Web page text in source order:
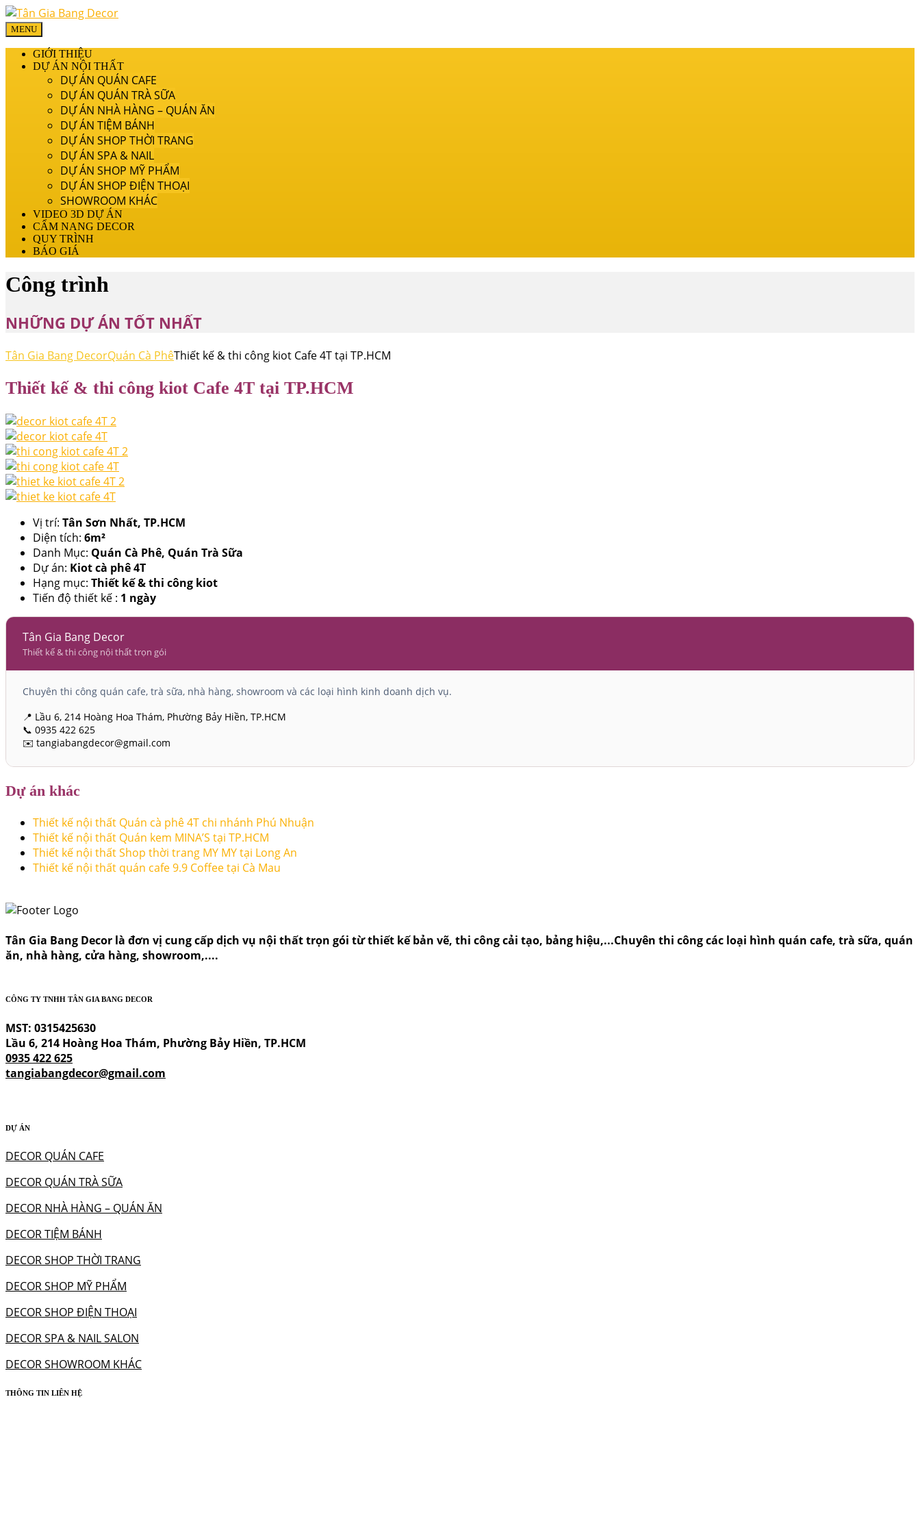
MENU
GIỚI THIỆU
DỰ ÁN NỘI THẤT
DỰ ÁN QUÁN CAFE
DỰ ÁN QUÁN TRÀ SỮA
DỰ ÁN NHÀ HÀNG – QUÁN ĂN
DỰ ÁN TIỆM BÁNH
DỰ ÁN SHOP THỜI TRANG
DỰ ÁN SPA & NAIL
DỰ ÁN SHOP MỸ PHẨM
DỰ ÁN SHOP ĐIỆN THOẠI
SHOWROOM KHÁC
VIDEO 3D DỰ ÁN
CẨM NANG DECOR
QUY TRÌNH
BÁO GIÁ
Công trình
NHỮNG DỰ ÁN TỐT NHẤT
Tân Gia Bang DecorQuán Cà PhêThiết kế & thi công kiot Cafe 4T tại TP.HCM
Thiết kế & thi công kiot Cafe 4T tại TP.HCM
Vị trí: Tân Sơn Nhất, TP.HCM
Diện tích: 6m²
Danh Mục: Quán Cà Phê, Quán Trà Sữa
Dự án: Kiot cà phê 4T
Hạng mục: Thiết kế & thi công kiot
Tiến độ thiết kế : 1 ngày
Tân Gia Bang Decor
Thiết kế & thi công nội thất trọn gói
Chuyên thi công quán cafe, trà sữa, nhà hàng, showroom và các loại hình kinh doanh dịch vụ.
📍 Lầu 6, 214 Hoàng Hoa Thám, Phường Bảy Hiền, TP.HCM
📞 0935 422 625
✉️ tangiabangdecor@gmail.com
Dự án khác
Thiết kế nội thất Quán cà phê 4T chi nhánh Phú Nhuận
Thiết kế nội thất Quán kem MINA’S tại TP.HCM
Thiết kế nội thất Shop thời trang MY MY tại Long An
Thiết kế nội thất quán cafe 9.9 Coffee tại Cà Mau
Tân Gia Bang Decor là đơn vị cung cấp dịch vụ nội thất trọn gói từ thiết kế bản vẽ, thi công cải tạo, bảng hiệu,...Chuyên thi công các loại hình quán cafe, trà sữa, quán
ăn, nhà hàng, cửa hàng, showroom,....
CÔNG TY TNHH TÂN GIA BANG DECOR
MST: 0315425630
Lầu 6, 214 Hoàng Hoa Thám, Phường Bảy Hiền, TP.HCM
0935 422 625
tangiabangdecor@gmail.com
DỰ ÁN
DECOR QUÁN CAFE
DECOR QUÁN TRÀ SỮA
DECOR NHÀ HÀNG – QUÁN ĂN
DECOR TIỆM BÁNH
DECOR SHOP THỜI TRANG
DECOR SHOP MỸ PHẨM
DECOR SHOP ĐIỆN THOẠI
DECOR SPA & NAIL SALON
DECOR SHOWROOM KHÁC
THÔNG TIN LIÊN HỆ